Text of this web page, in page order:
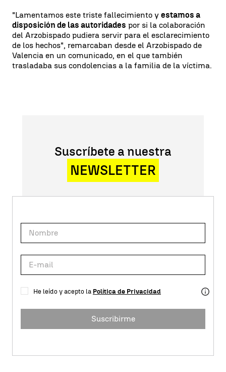
"Lamentamos este triste fallecimiento y estamos a
disposición de las autoridades por si la colaboración
del Arzobispado pudiera servir para el esclarecimiento
de los hechos", remarcaban desde el Arzobispado de
Valencia en un comunicado, en el que también
trasladaba sus condolencias a la familia de la víctima.
Suscríbete a nuestra
NEWSLETTER
He leído y acepto la Política de Privacidad
Suscribirme